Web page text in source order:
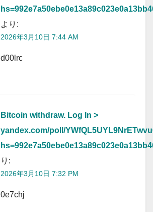
より:
2026年3月10日 7:44 AM
d00lrc
Bitcoin withdraw. Log In >
yandex.com/poll/
り:
2026年3月10日 7:32 PM
0e7chj